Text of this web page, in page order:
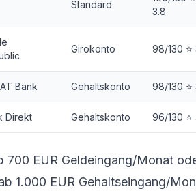
Standard
3.8
Girokonto 98/130 ⭐
Bank Gehaltskonto 98/130 ⭐
Direkt Gehaltskonto 96/130 ⭐
700 EUR Geldeingang/Monat
1.000 EUR Gehaltseingang/